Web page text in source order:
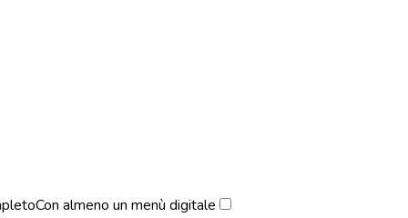
Con almeno un menù digitale